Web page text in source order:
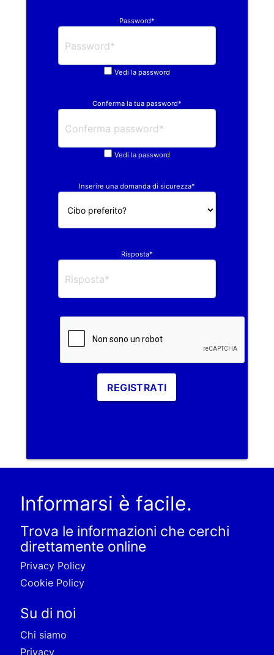
Password*
Vedi la password
Conferma la tua password*
Vedi la password
Inserire una domanda di sicurezza*
Risposta*
REGISTRATI
Informarsi è facile.
Trova le informazioni che cerchi
direttamente online
Privacy Policy
Cookie Policy
Su di noi
Chi siamo
Privacy